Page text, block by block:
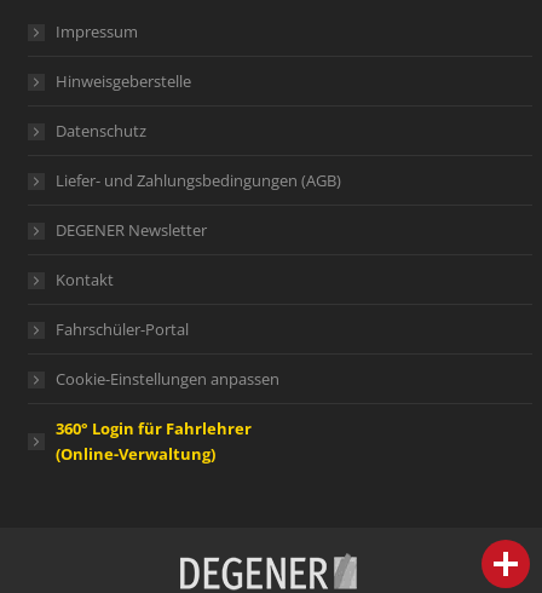
Impressum
Hinweisgeberstelle
Datenschutz
Liefer- und Zahlungsbedingungen (AGB)
DEGENER Newsletter
Kontakt
Fahrschüler-Portal
Cookie-Einstellungen anpassen
360° Login für Fahrlehrer
(Online-Verwaltung)
person IHR FACHBERATER